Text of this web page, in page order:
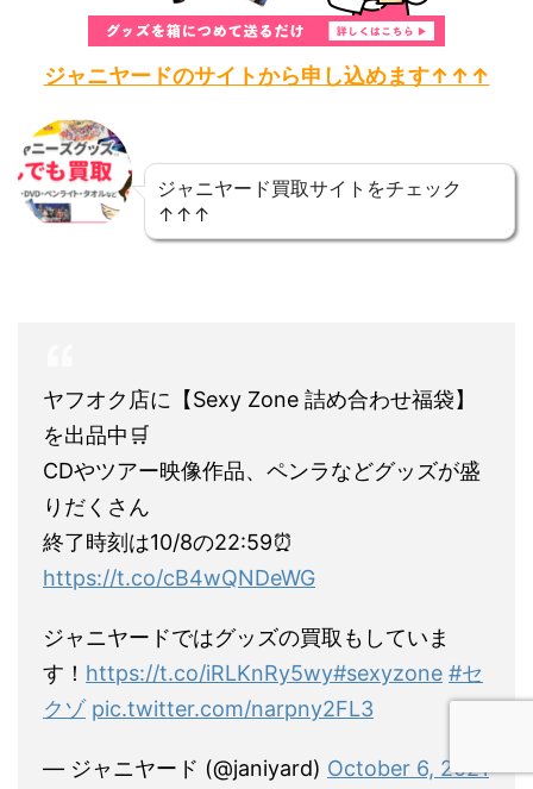
ジャニヤードのサイトから申し込めます↑↑↑
ジャニヤード買取サイトをチェック
↑↑↑
ヤフオク店に【Sexy Zone 詰め合わせ福袋】
を出品中🛒
CDやツアー映像作品、ペンラなどグッズが盛
りだくさん
終了時刻は10/8の22:59⏰
https://t.co/cB4wQNDeWG
ジャニヤードではグッズの買取もしていま
す！ https://t.co/iRLKnRy5wy#sexyzone #セ
クゾ pic.twitter.com/narpny2FL3
— ジャニヤード (@janiyard) October 6, 2021